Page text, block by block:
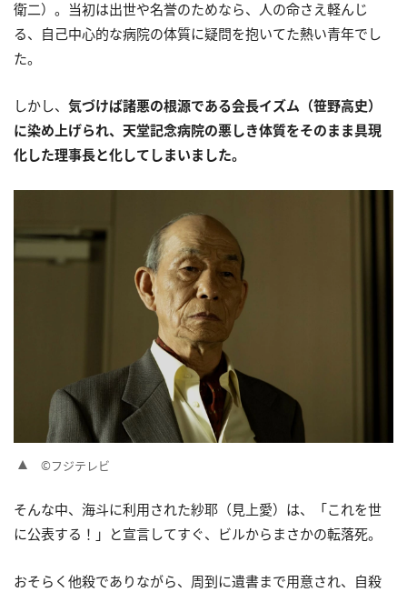
衛二）。当初は出世や名誉のためなら、人の命さえ軽んじ
る、自己中心的な病院の体質に疑問を抱いてた熱い青年でし
た。
しかし、 気づけば諸悪の根源である会長イズム（笹野高史）
に染め上げられ、天堂記念病院の悪しき体質をそのまま具現
化した理事長と化してしまいました。
©フジテレビ
そんな中、海斗に利用された紗耶（見上愛）は、「これを世
に公表する！」と宣言してすぐ、ビルからまさかの転落死。
おそらく他殺でありながら、周到に遺書まで用意され、自殺